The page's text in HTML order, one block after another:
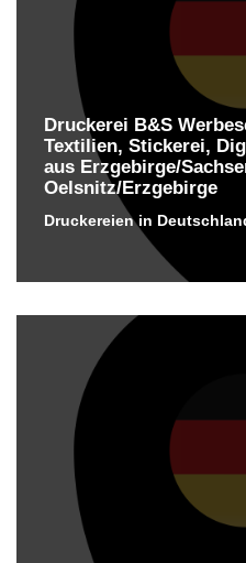
Druckerei B&S
Textilien, Stickerei,
aus Erzgebirge/
Oelsnitz/Erzgebirge
Druckereien in